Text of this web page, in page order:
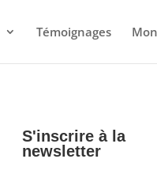
Témoignages
S'inscrire à la
newsletter